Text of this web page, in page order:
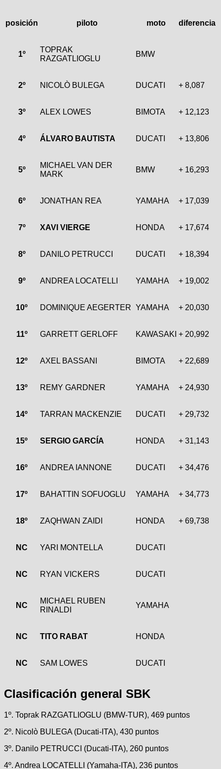
posición piloto moto diferencia
1º
TOPRAK
RAZGATLIOGLU
BMW
2º NICOLÒ BULEGA DUCATI + 8,087
3º ALEX LOWES BIMOTA + 12,123
4º ÁLVARO BAUTISTA DUCATI + 13,806
5º
MICHAEL VAN DER
MARK
BMW + 16,293
6º JONATHAN REA YAMAHA + 17,039
7º XAVI VIERGE HONDA + 17,674
8º DANILO PETRUCCI DUCATI + 18,394
9º ANDREA LOCATELLI YAMAHA + 19,002
10º DOMINIQUE AEGERTER YAMAHA + 20,030
11º GARRETT GERLOFF KAWASAKI + 20,992
12º AXEL BASSANI BIMOTA + 22,689
13º REMY GARDNER YAMAHA + 24,930
14º TARRAN MACKENZIE DUCATI + 29,732
15º SERGIO GARCÍA HONDA + 31,143
16º ANDREA IANNONE DUCATI + 34,476
17º BAHATTIN SOFUOGLU YAMAHA + 34,773
18º ZAQHWAN ZAIDI HONDA + 69,738
NC YARI MONTELLA DUCATI
NC RYAN VICKERS DUCATI
NC
MICHAEL RUBEN
RINALDI
YAMAHA
NC TITO RABAT HONDA
NC SAM LOWES DUCATI
Clasificación general SBK
1º. Toprak RAZGATLIOGLU (BMW-TUR), 469 puntos
2º. Nicolò BULEGA (Ducati-ITA), 430 puntos
3º. Danilo PETRUCCI (Ducati-ITA), 260 puntos
4º. Andrea LOCATELLI (Yamaha-ITA), 236 puntos